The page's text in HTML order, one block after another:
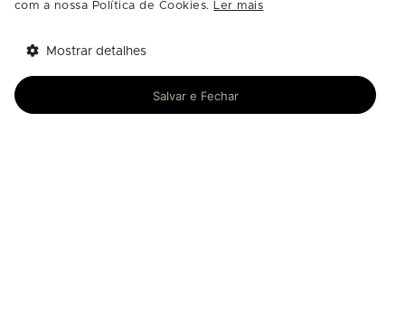
com a nossa Política de Cookies. Ler mais
Mostrar detalhes
Salvar e Fechar
esperando por você!
Baixe agora o app Multi
Abrir